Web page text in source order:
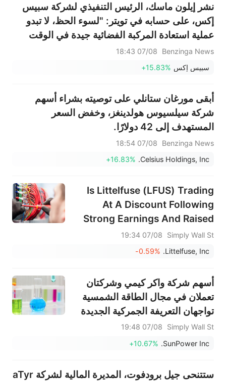
نشر إيلون ماسك، الرئيس التنفيذي لشركة سبيس
إكس، على حسابه في تويتر: "لسوء الحظ، لا تبدو
عملية استعادة المركبة الفضائية جيدة في الوقت
الحالي. ومع ذلك، تمكنا من الحصول على صور
مقرّبة لمناطق حيوية من الدرع الحراري والمحركات
Benzinga News
07/08 18:43
سبيس إكس +15.83%
أبقى مورغان ستانلي على توصيته بشراء أسهم
شركة سيلسيوس هولدينغز، وخفض السعر
المستهدف إلى 42 دولارًا.
Benzinga News
07/08 18:54
Celsius Holdings, Inc.
+16.83%
Is Littelfuse (LFUS) Trading
At A Discount Following
Strong Earnings And Raised
Guidance?
Simply Wall St
07/08 19:34
Littelfuse, Inc.
-0.59%
أسهم شركة واكر كيمي وشركتان
تعملان في مجال الطاقة الشمسية
تواجهان التعريفة الجمركية الجديدة
على البولي سيليكون
Simply Wall St
07/08 19:48
SunPower Inc.
+10.67%
ستتنحى جيل برودفوت، المديرة المالية لشركة aTyr